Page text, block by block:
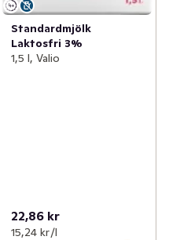
Standardmjölk
Laktosfri 3%
1,5 l, Valio
22,86 kr
15,24 kr /l